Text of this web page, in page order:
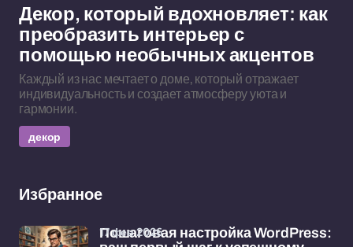
Декор, который вдохновляет: как
преобразить интерьер с
помощью необычных акцентов
Каждый из нас мечтает о доме, который отражает
индивидуальность и создает атмосферу уюта и
гармонии.
декор
Избранное
Пошаговая настройка WordPress:
17 фев 2026